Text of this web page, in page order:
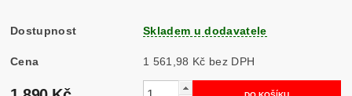
Dostupnost Skladem u dodavatele
Cena 1 561,98 Kč bez DPH